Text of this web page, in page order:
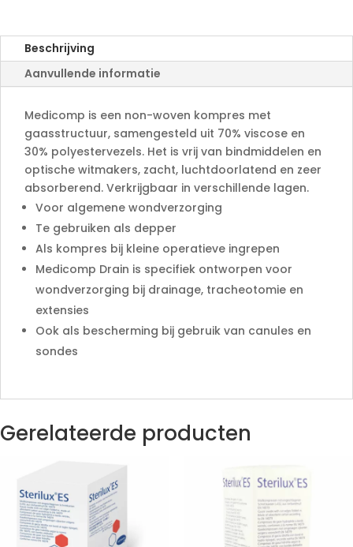
e
:
Beschrijving
Aanvullende informatie
Medicomp is een non-woven kompres met
gaasstructuur, samengesteld uit 70% viscose en
30% polyestervezels. Het is vrij van bindmiddelen en
optische witmakers, zacht, luchtdoorlatend en zeer
absorberend. Verkrijgbaar in verschillende lagen.
Voor algemene wondverzorging
Te gebruiken als depper
Als kompres bij kleine operatieve ingrepen
Medicomp Drain is specifiek ontworpen voor
wondverzorging bij drainage, tracheotomie en
extensies
Ook als bescherming bij gebruik van canules en
sondes
Gerelateerde producten